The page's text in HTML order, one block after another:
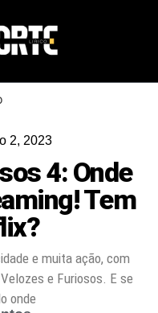
2, 2023
4: Onde
Tem
e muita ação, com
e Furiosos. E se
onde